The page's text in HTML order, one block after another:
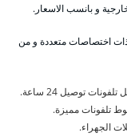
و بانسب الاسعار.
اختصاصات متعددة و من
توصيل 24 ساعة.
تلفونات مميزة.
الجهراء.